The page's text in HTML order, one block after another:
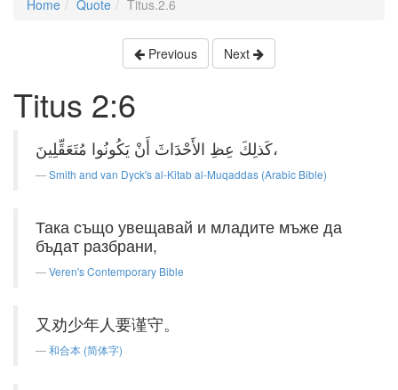
Home Quote Titus.2.6
Previous Next
Titus 2:6
كَذلِكَ عِظِ الأَحْدَاثَ أَنْ يَكُونُوا مُتَعَقِّلِينَ،
Smith and van Dyck's al-Kitab al-Muqaddas (Arabic Bible)
Така също увещавай и младите мъже да
бъдат разбрани,
Veren's Contemporary Bible
又劝少年人要谨守。
和合本 (简体字)